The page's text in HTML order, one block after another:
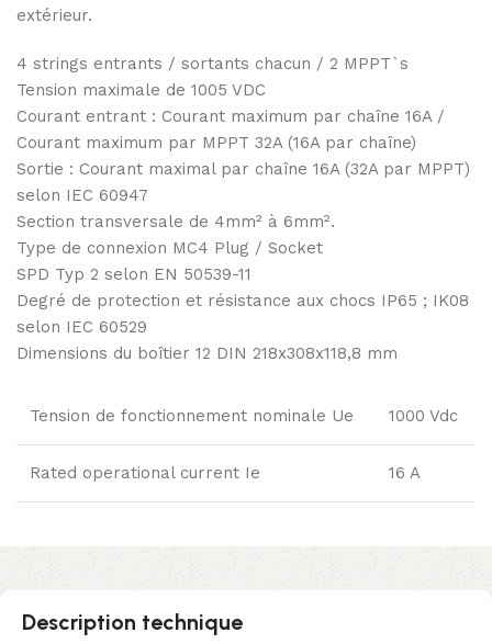
extérieur.
4 strings entrants / sortants chacun / 2 MPPT`s
Tension maximale de 1005 VDC
Courant entrant : Courant maximum par chaîne 16A /
Courant maximum par MPPT 32A (16A par chaîne)
Sortie : Courant maximal par chaîne 16A (32A par MPPT)
selon IEC 60947
Section transversale de 4mm² à 6mm².
Type de connexion MC4 Plug / Socket
SPD Typ 2 selon EN 50539-11
Degré de protection et résistance aux chocs IP65 ; IK08
selon IEC 60529
Dimensions du boîtier 12 DIN 218x308x118,8 mm
Tension de fonctionnement nominale Ue 1000 Vdc
Rated operational current Ie 16 A
Description technique